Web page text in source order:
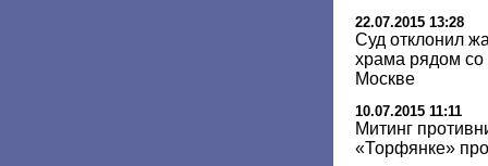
22.07.2015 13:28
Суд отклонил
храма рядом со
Москве
10.07.2015 11:11
Митинг
«Торфянке»